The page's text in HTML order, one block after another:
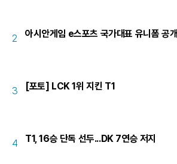
2 아시안게임 e스포츠 국가대표 유니폼 공개
3 [포토] LCK 1위 지킨 T1
4 T1, 16승 단독 선두...DK 7연승 저지